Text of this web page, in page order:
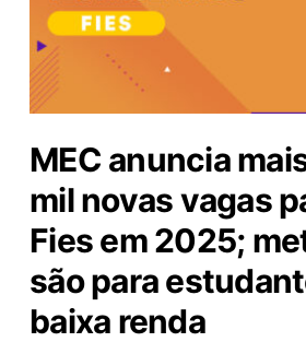
MEC anuncia
mil novas vagas
Fies em 2025;
são para
baixa renda